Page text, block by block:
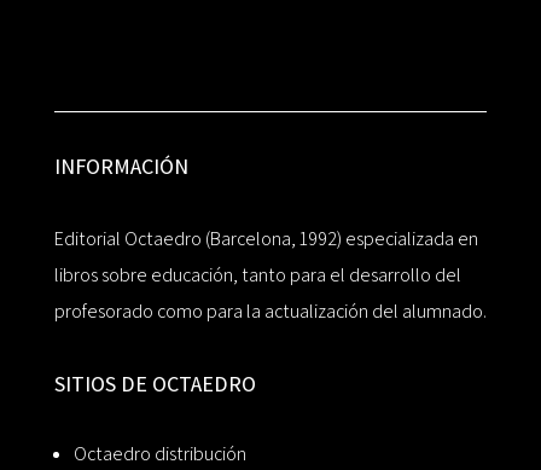
INFORMACIÓN
Editorial Octaedro (Barcelona, 1992) especializada en
libros sobre educación, tanto para el desarrollo del
profesorado como para la actualización del alumnado.
SITIOS DE OCTAEDRO
Octaedro distribución